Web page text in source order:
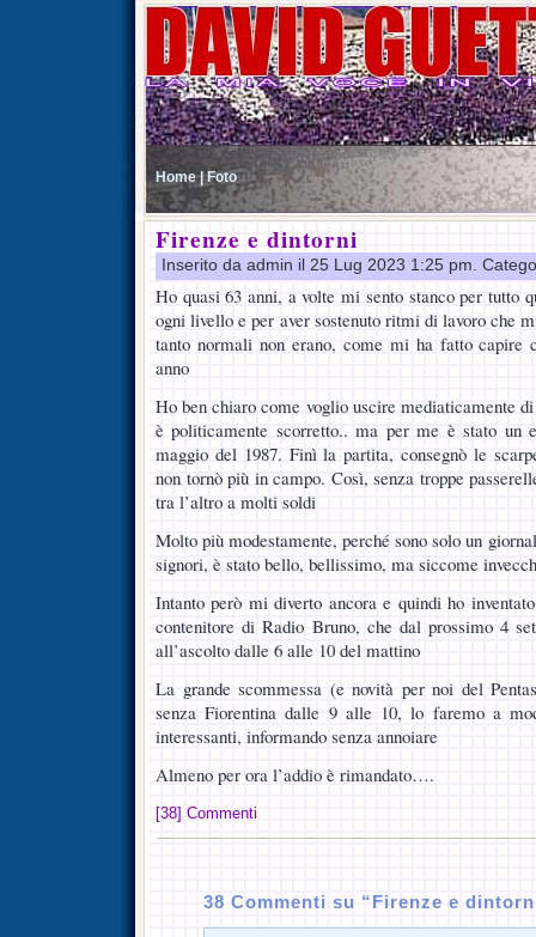
Home | Foto
Firenze e dintorni
Inserito da admin il 25 Lug 2023 1:25 pm.
Ho quasi 63 anni, a volte mi sento stanco per tutto
ogni livello e per aver sostenuto ritmi di lavoro che
tanto normali non erano, come mi ha fatto capire
anno
Ho ben chiaro come voglio uscire mediaticamente
è politicamente scorretto.. ma per me è stato un
maggio del 1987. Finì la partita, consegnò le
non tornò più in campo. Così, senza troppe
tra l’altro a molti soldi
Molto più modestamente, perché sono solo un
signori, è stato bello, bellissimo, ma siccome
Intanto però mi diverto ancora e quindi ho
contenitore di Radio Bruno, che dal prossimo 4
all’ascolto dalle 6 alle 10 del mattino
La grande scommessa (e novità per noi del
senza Fiorentina dalle 9 alle 10, lo faremo a
interessanti, informando senza annoiare
Almeno per ora l’addio è rimandato….
[38] Commenti
38 Commenti su “Firenze e